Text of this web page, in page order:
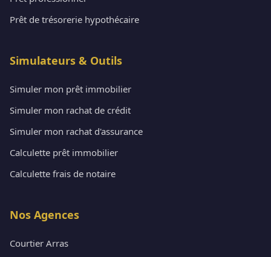
Prêt de trésorerie hypothécaire
Simulateurs & Outils
Simuler mon prêt immobilier
Simuler mon rachat de crédit
Simuler mon rachat d'assurance
Calculette prêt immobilier
Calculette frais de notaire
Nos Agences
Courtier Arras